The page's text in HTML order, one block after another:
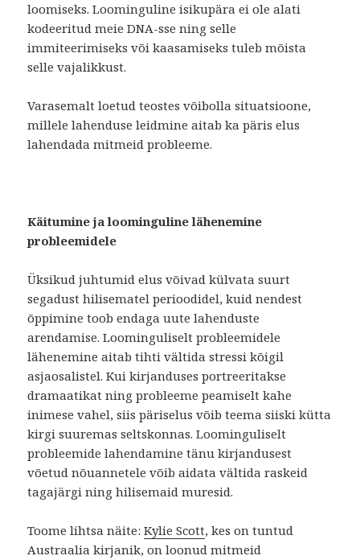
loomiseks. Loominguline isikupära ei ole alati
kodeeritud meie DNA-sse ning selle
immiteerimiseks või kaasamiseks tuleb mõista
selle vajalikkust.
Varasemalt loetud teostes võibolla situatsioone,
millele lahenduse leidmine aitab ka päris elus
lahendada mitmeid probleeme.
Käitumine ja loominguline lähenemine
probleemidele
Üksikud juhtumid elus võivad külvata suurt
segadust hilisematel perioodidel, kuid nendest
õppimine toob endaga uute lahenduste
arendamise. Loominguliselt probleemidele
lähenemine aitab tihti vältida stressi kõigil
asjaosalistel. Kui kirjanduses portreeritakse
dramaatikat ning probleeme peamiselt kahe
inimese vahel, siis päriselus võib teema siiski kütta
kirgi suuremas seltskonnas. Loominguliselt
probleemide lahendamine tänu kirjandusest
võetud nõuannetele võib aidata vältida raskeid
tagajärgi ning hilisemaid muresid.
Toome lihtsa näite:Kylie Scott, kes on tuntud
Austraalia kirjanik, on loonud mitmeid